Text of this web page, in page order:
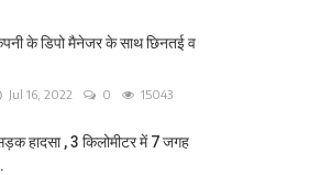
के डिपो मैनेजर के साथ छिनतई व
Jul 16, 2022 0 15043
हादसा , 3 किलोमीटर में 7 जगह